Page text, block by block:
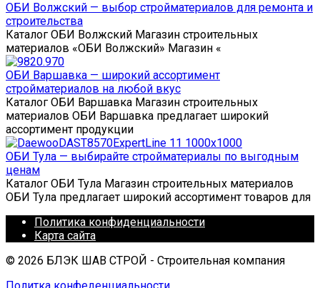
ОБИ Волжский — выбор стройматериалов для ремонта и
строительства
Каталог ОБИ Волжский Магазин строительных
материалов «ОБИ Волжский» Магазин «
ОБИ Варшавка — широкий ассортимент
стройматериалов на любой вкус
Каталог ОБИ Варшавка Магазин строительных
материалов ОБИ Варшавка предлагает широкий
ассортимент продукции
ОБИ Тула — выбирайте стройматериалы по выгодным
ценам
Каталог ОБИ Тула Магазин строительных материалов
ОБИ Тула предлагает широкий ассортимент товаров для
Политика конфиденциальности
Карта сайта
© 2026 БЛЭК ШАВ СТРОЙ - Строительная компания